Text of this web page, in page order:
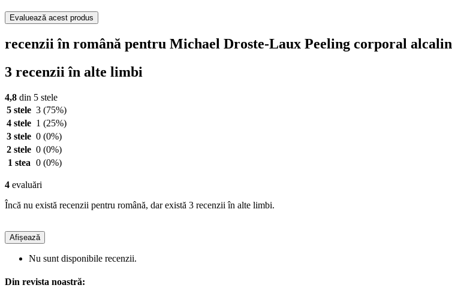
Evaluează acest produs
recenzii în română pentru Michael Droste-Laux Peeling corporal alcalin
3 recenzii în alte limbi
4,8 din 5 stele
5 stele 3 (75%)
4 stele 1 (25%)
3 stele 0 (0%)
2 stele 0 (0%)
1 stea 0 (0%)
4 evaluări
Încă nu există recenzii pentru română, dar există 3 recenzii în alte limbi.
Afișează
Nu sunt disponibile recenzii.
Din revista noastră: